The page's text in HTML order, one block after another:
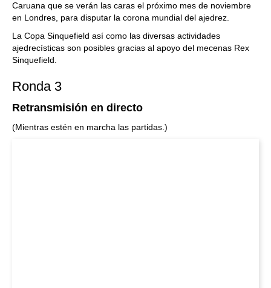
Caruana que se verán las caras el próximo mes de noviembre
en Londres, para disputar la corona mundial del ajedrez.
La Copa Sinquefield así como las diversas actividades
ajedrecísticas son posibles gracias al apoyo del mecenas Rex
Sinquefield.
Ronda 3
Retransmisión en directo
(Mientras estén en marcha las partidas.)